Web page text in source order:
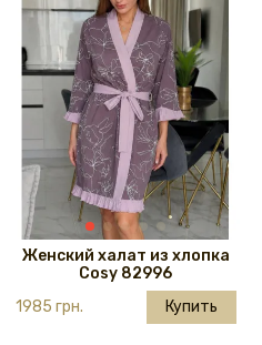
Женский халат из хлопка
Cosy 82996
1985 грн.
Купить